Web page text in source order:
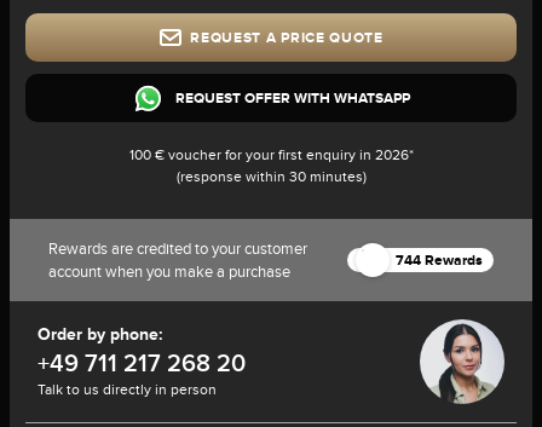
REQUEST A PRICE QUOTE
REQUEST OFFER WITH WHATSAPP
100 € voucher for your first enquiry in 2026*
(response within 30 minutes)
Rewards are credited to your customer
account when you make a purchase
744 Rewards
Order by phone:
+49 711 217 268 20
Talk to us directly in person